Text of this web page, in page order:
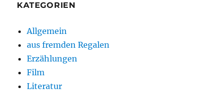
KATEGORIEN
Allgemein
aus fremden Regalen
Erzählungen
Film
Literatur